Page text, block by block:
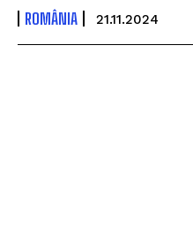
ROMÂNIA 21.11.2024